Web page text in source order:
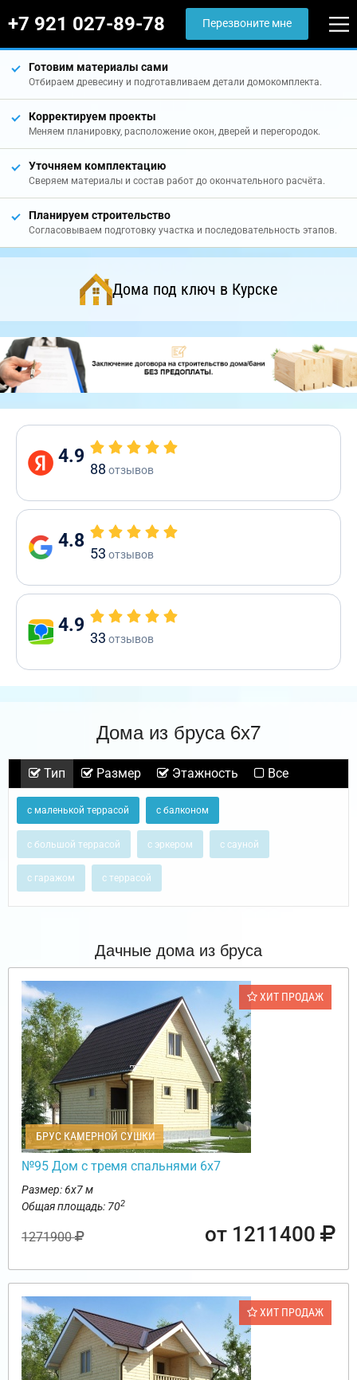
+7 921 027-89-78 Перезвоните мне
Готовим материалы сами
Отбираем древесину и подготавливаем детали домокомплекта.
Корректируем проекты
Меняем планировку, расположение окон, дверей и перегородок.
Уточняем комплектацию
Сверяем материалы и состав работ до окончательного расчёта.
Планируем строительство
Согласовываем подготовку участка и последовательность этапов.
Дома под ключ в Курске
4.9
88 отзывов
4.8
53 отзывов
4.9
33 отзывов
Дома из бруса 6х7
Тип Размер Этажность Все
с маленькой террасой с балконом
с большой террасой с эркером с сауной
с гаражом с террасой
Дачные дома из бруса
ХИТ ПРОДАЖ
БРУС КАМЕРНОЙ СУШКИ
№95 Дом с тремя спальнями 6х7
Размер: 6х7 м
Общая площадь: 702
1271900 от 1211400
ХИТ ПРОДАЖ